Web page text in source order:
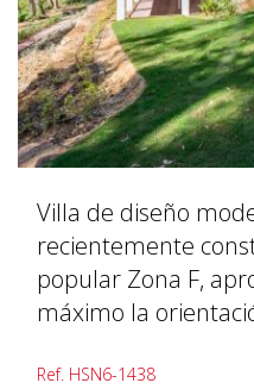
Villa de diseño
recientemente
popular Zona F,
máximo la
Ref. HSN6-1438